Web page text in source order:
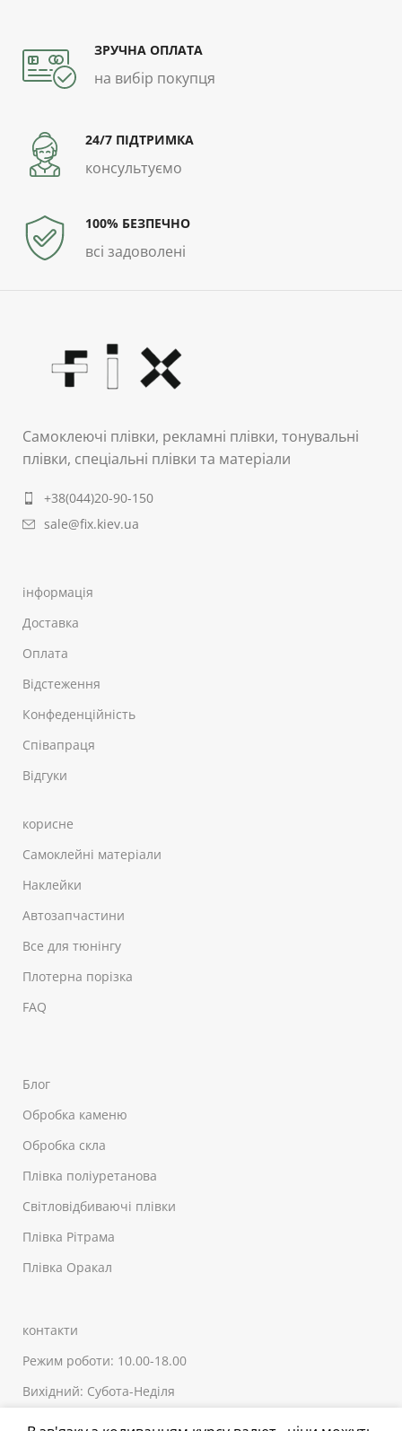
ЗРУЧНА ОПЛАТА
на вибір покупця
24/7 ПІДТРИМКА
консультуємо
100% БЕЗПЕЧНО
всі задоволені
Самоклеючі плівки, рекламні плівки, тонувальні
плівки, спеціальні плівки та матеріали
+38(044)20-90-150
sale@fix.kiev.ua
інформація
Доставка
Оплата
Відстеження
Конфеденційність
Співапраця
Відгуки
корисне
Самоклейні матеріали
Наклейки
Автозапчастини
Все для тюнінгу
Плотерна порізка
FAQ
Блог
Обробка каменю
Обробка скла
Плівка поліуретанова
Світловідбиваючі плівки
Плівка Рітрама
Плівка Оракал
контакти
Режим роботи: 10.00-18.00
Вихідний: Субота-Неділя